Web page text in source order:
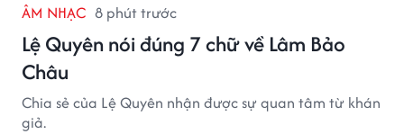
ÂM NHẠC 8 phút trước
Lệ Quyên nói đúng 7 chữ về Lâm Bảo
Châu
Chia sẻ của Lệ Quyên nhận được sự quan tâm từ khán
giả.